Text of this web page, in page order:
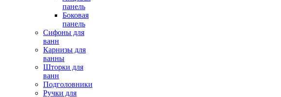
панель
Боковая
панель
Сифоны для
ванн
Карнизы для
ванны
Шторки для
ванн
Подголовники
Ручки для